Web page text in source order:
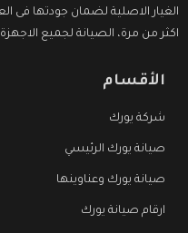
الغيار الاصلية لضمان جودتها
اكثر من مرة، الصيانة لجميع
الأقسام
شركة يورك
صيانة يورك الرئيسي
صيانة يورك وعناوينها
ارقام صيانة يورك